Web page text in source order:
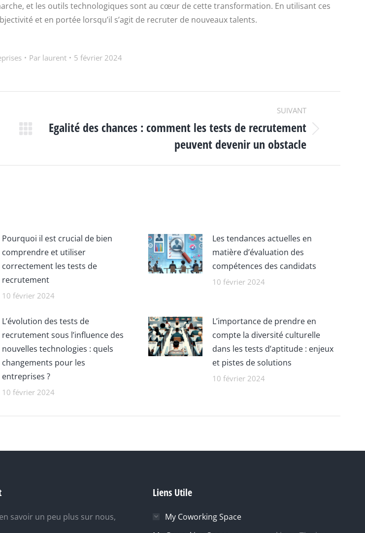
et les outils technologiques sont au cœur de cette transformation. En utilisant ces
et en portée lorsqu’il s’agit de recruter de nouveaux talents.
Par laurent 5 février 2024
SUIVANT
Article
:
Egalité des chances : comment les tests de recrutement
peuvent devenir un obstacle
Pourquoi il est crucial de bien
comprendre et utiliser
correctement les tests de
recrutement
10 février 2024
Les tendances actuelles en
matière d’évaluation des
compétences des candidats
10 février 2024
L’évolution des tests de
recrutement sous l’influence des
nouvelles technologies : quels
changements pour les
entreprises ?
10 février 2024
L’importance de prendre en
compte la diversité culturelle
dans les tests d’aptitude : enjeux
et pistes de solutions
10 février 2024
savoir un peu plus sur nous,
Liens Utile
My Coworking Space